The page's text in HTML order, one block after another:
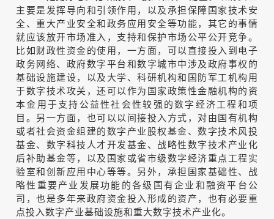
主要是发挥导向和引领作用，以及承担保障国家技术安
全、重大产业安全和政务应用安全等功能，其它的事情
就应该放开市场准入，支持和保护市场公平公开竞争。
比如财政性资金的使用，一方面，可以直接投入到电子
政务网络、政府数字平台和数字城市中涉及政府事权的
基础设施建设，以及大学、科研机构和国防军工机构用
于数字技术攻关，还可以作为国家政策性金融机构的资
本金用于支持公益性社会性较强的数字经济工程和项
目。另一方面，也可以以间接投入方式，对由国有机构
或者社会资金组建的数字产业股权基金、数字技术风投
基金、数字科技人才开发基金、战略性数字技术产业化
后补助基金等，以及国家或省市级数字经济重点工程实
验室和创新应用中心等等。另外，承担国家基础性、战
略性重要产业发展功能的各级国有企业和融资平台公
司，也是多年来政府资金投入形成的资产，也有必要重
点投入数字产业基础设施和重大数字技术产业化。